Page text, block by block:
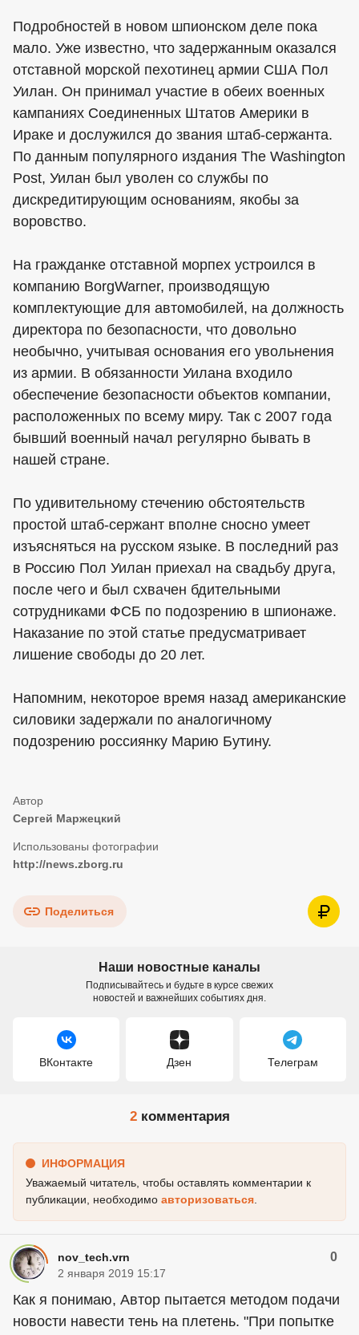
Подробностей в новом шпионском деле пока
мало. Уже известно, что задержанным оказался
отставной морской пехотинец армии США Пол
Уилан. Он принимал участие в обеих военных
кампаниях Соединенных Штатов Америки в
Ираке и дослужился до звания штаб-сержанта.
По данным популярного издания The Washington
Post, Уилан был уволен со службы по
дискредитирующим основаниям, якобы за
воровство.
На гражданке отставной морпех устроился в
компанию BorgWarner, производящую
комплектующие для автомобилей, на должность
директора по безопасности, что довольно
необычно, учитывая основания его увольнения
из армии. В обязанности Уилана входило
обеспечение безопасности объектов компании,
расположенных по всему миру. Так с 2007 года
бывший военный начал регулярно бывать в
нашей стране.
По удивительному стечению обстоятельств
простой штаб-сержант вполне сносно умеет
изъясняться на русском языке. В последний раз
в Россию Пол Уилан приехал на свадьбу друга,
после чего и был схвачен бдительными
сотрудниками ФСБ по подозрению в шпионаже.
Наказание по этой статье предусматривает
лишение свободы до 20 лет.
Напомним, некоторое время назад американские
силовики задержали по аналогичному
подозрению россиянку Марию Бутину.
Сергей Маржецкий
http://news.zborg.ru
Поделиться
Наши новостные каналы
Подписывайтесь и будьте в курсе свежих
новостей и важнейших событиях дня.
ВКонтакте Дзен Телеграм
2комментария
ИНФОРМАЦИЯ
Уважаемый читатель, чтобы оставлять комментарии к
публикации, необходимо авторизоваться
nov_tech.vrn 0
2 января 2019 15:17
Как я понимаю, Автор пытается методом подачи
новости навести тень на плетень. "При попытке